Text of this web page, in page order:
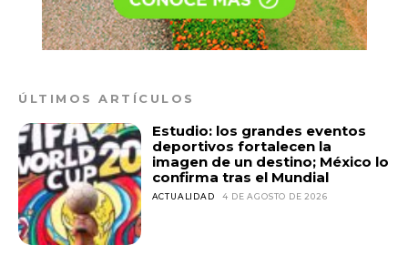
ÚLTIMOS ARTÍCULOS
Estudio: los grandes eventos
deportivos fortalecen la
imagen de un destino; México lo
confirma tras el Mundial
ACTUALIDAD 4 DE AGOSTO DE 2026